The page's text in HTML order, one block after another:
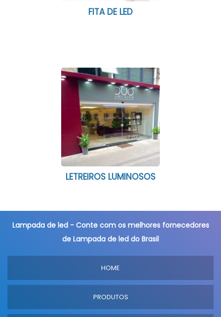
FITA DE LED
LETREIROS LUMINOSOS
Lampada de led - Conte com os melhores fornecedores
de Lampada de led do Brasil
HOME
PRODUTOS